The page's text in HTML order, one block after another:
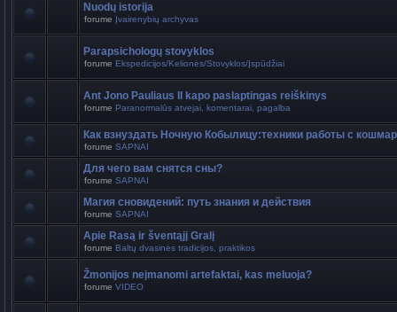
Nuodų istorija
forume Įvairenybių archyvas
Parapsichologų stovyklos
forume Ekspedicijos/Kelionės/Stovyklos/Įspūdžiai
Ant Jono Pauliaus II kapo paslaptingas reiškinys
forume Paranormalūs atvejai, komentarai, pagalba
Как взнуздать Ночную Кобылицу:техники работы с
forume SAPNAI
Для чего вам снятся сны?
forume SAPNAI
Магия сновидений: путь знания и действия
forume SAPNAI
Apie Rasą ir šventąjį Gralį
forume Baltų dvasinės tradicijos, praktikos
Žmonijos neįmanomi artefaktai, kas meluoja?
forume VIDEO